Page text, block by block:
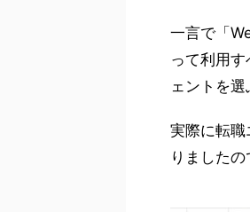
一言で「
って利用
ェントを選
実際に転職
りました